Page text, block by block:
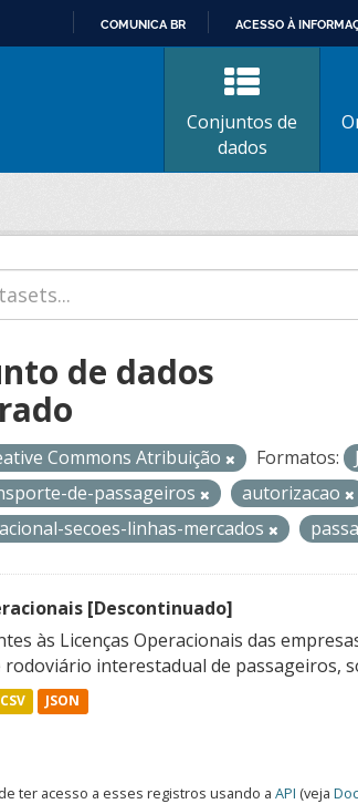
CONTEÚDO
COMUNICA BR ACESSO À
Conjuntos de
dados
de dados
Commons Atribuição Formatos:
de-passageiros
autorizacao
secoes-linhas-mercados
[Descontinuado]
às Licenças Operacionais das
interestadual de passageiros,
CSV JSON
ter acesso a esses registros usando a API (veja